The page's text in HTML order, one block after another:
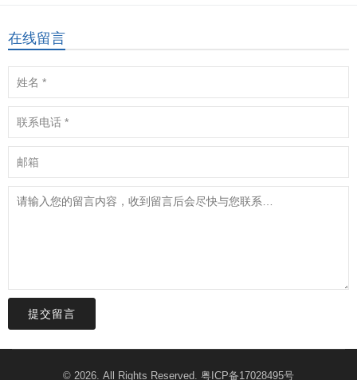
在线留言
提交留言
© 2026. All Rights Reserved. 粤ICP备17028495号